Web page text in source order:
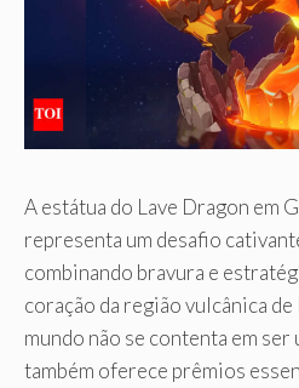
A estátua do Lave Dragon em
representa um desafio
combinando bravura e
coração da região vulcânica
mundo não se contenta em ser
também oferece prêmios